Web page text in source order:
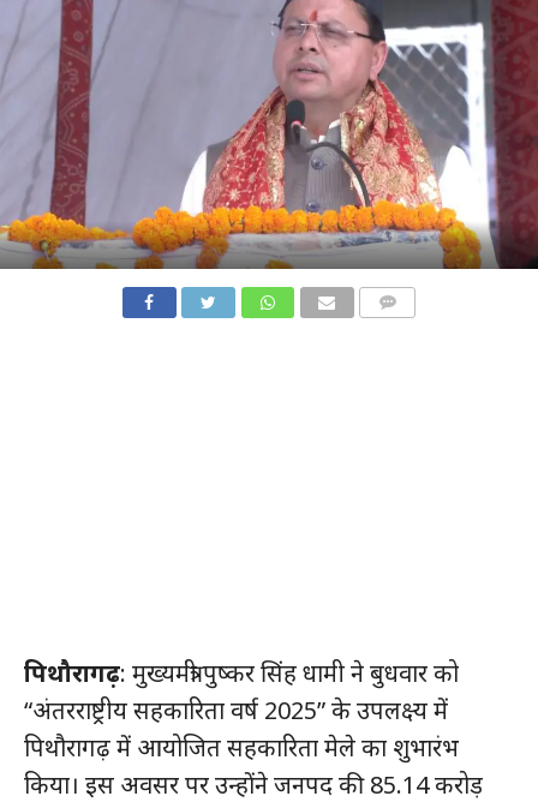
पिथौरागढ़: मुख्यमंत्री पुष्कर सिंह धामी ने बुधवार को
“अंतरराष्ट्रीय सहकारिता वर्ष 2025” के उपलक्ष्य में
पिथौरागढ़ में आयोजित सहकारिता मेले का शुभारंभ
किया। इस अवसर पर उन्होंने जनपद की 85.14 करोड़